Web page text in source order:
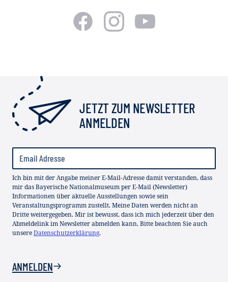
JETZT ZUM NEWSLETTER
ANMELDEN
Ich bin mit der Angabe meiner E-Mail-Adresse damit verstanden, dass
mir das Bayerische Nationalmuseum per E-Mail (Newsletter)
Informationen über aktuelle Ausstellungen sowie sein
Veranstaltungsprogramm zustellt. Meine Daten werden nicht an
Dritte weitergegeben. Mir ist bewusst, dass ich mich jederzeit über den
Abmeldelink im Newsletter abmelden kann. Bitte beachten Sie auch
unsereDatenschutzerklärung.
ANMELDEN